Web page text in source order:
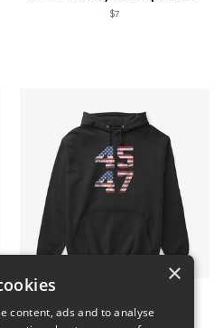
$7
×
content, ads and to analyse